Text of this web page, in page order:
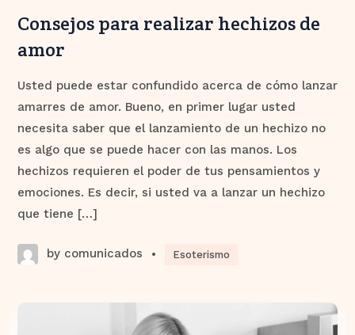
Consejos para realizar hechizos de
amor
Usted puede estar confundido acerca de cómo lanzar
amarres de amor. Bueno, en primer lugar usted
necesita saber que el lanzamiento de un hechizo no
es algo que se puede hacer con las manos. Los
hechizos requieren el poder de tus pensamientos y
emociones. Es decir, si usted va a lanzar un hechizo
que tiene […]
by comunicados • Esoterismo